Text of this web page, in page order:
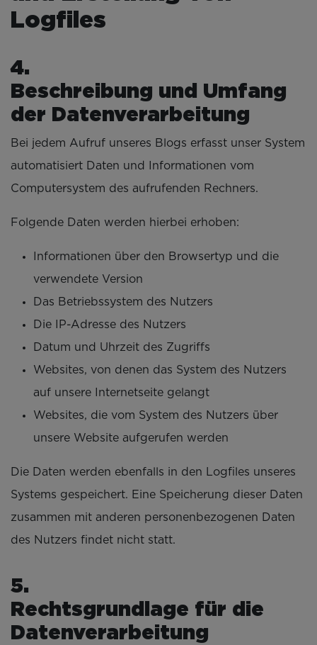
Logfiles
Beschreibung und Umfang
der Datenverarbeitung
Bei jedem Aufruf unseres Blogs erfasst unser System
automatisiert Daten und Informationen vom
Computersystem des aufrufenden Rechners.
Folgende Daten werden hierbei erhoben:
Informationen über den Browsertyp und die
verwendete Version
Das Betriebssystem des Nutzers
Die IP-Adresse des Nutzers
Datum und Uhrzeit des Zugriffs
Websites, von denen das System des Nutzers
auf unsere Internetseite gelangt
Websites, die vom System des Nutzers über
unsere Website aufgerufen werden
Die Daten werden ebenfalls in den Logfiles unseres
Systems gespeichert. Eine Speicherung dieser Daten
zusammen mit anderen personenbezogenen Daten
des Nutzers findet nicht statt.
Rechtsgrundlage für die
Datenverarbeitung